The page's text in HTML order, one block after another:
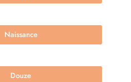
Naissance
Douze